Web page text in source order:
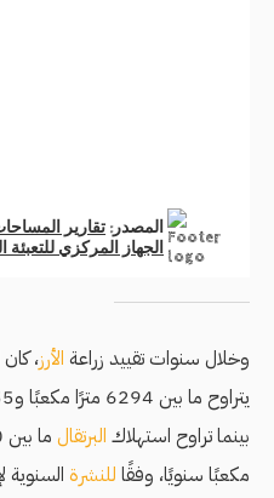
وخلال سنوات تقييد زراعة الأرز، كان
بينما تراوح استهلاك البرتقال
مكعبًا سنويًا، وفقًا للنشرة السنوية